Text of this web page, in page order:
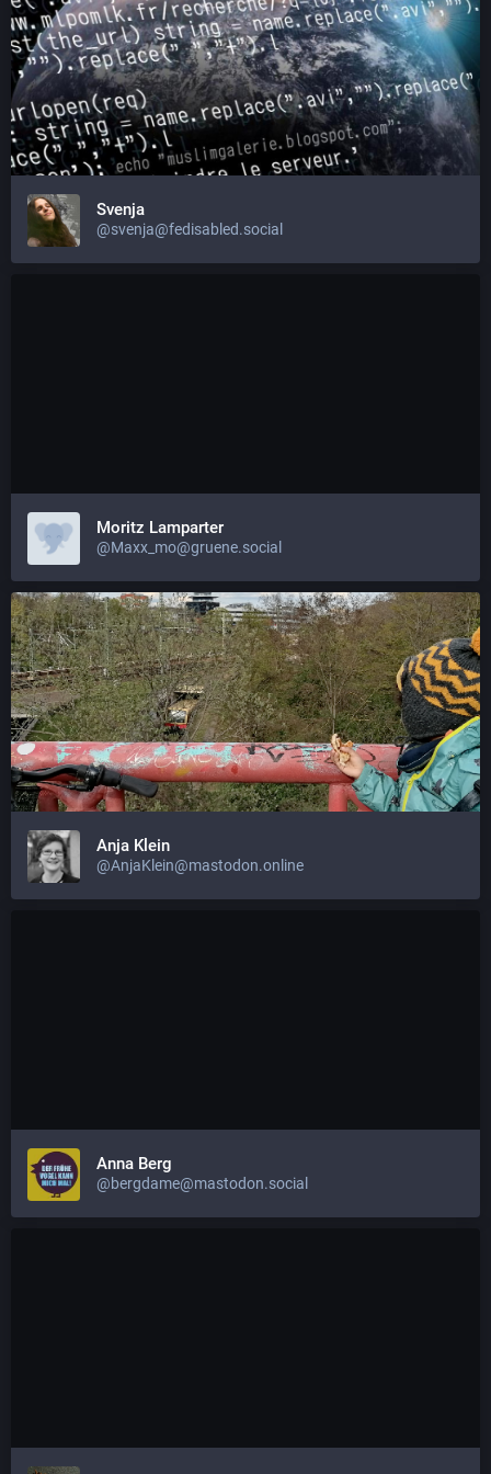
Svenja
@svenja@fedisabled.social
Moritz Lamparter
@Maxx_mo@gruene.social
Anja Klein
@AnjaKlein@mastodon.online
Anna Berg
@bergdame@mastodon.social